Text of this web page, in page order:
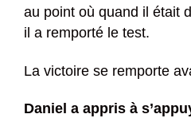
au point où quand il était
il a remporté le test.
La victoire se remporte
Daniel a appris à